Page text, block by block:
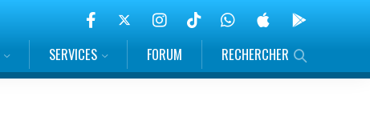
SERVICES FORUM RECHERCHER